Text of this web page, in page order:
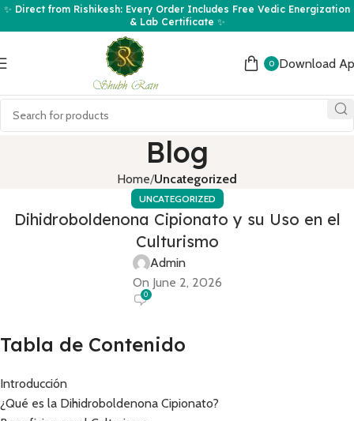
✨ Direct from Rishikesh: Every Order Includes Free Vedic Energization
& Lab Certificate ✨
0 Download
Blog
Home Uncategorized
UNCATEGORIZED
Dihidroboldenona Cipionato y su Uso en el
Culturismo
Admin
On June 2, 2026
0
Tabla de Contenido
Introducción
¿Qué es la Dihidroboldenona Cipionato?